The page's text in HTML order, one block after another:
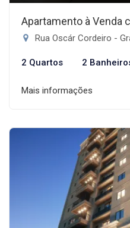
Apartamento à Venda
Rua Oscár Cordeiro -
2 Quartos 2
Mais informações